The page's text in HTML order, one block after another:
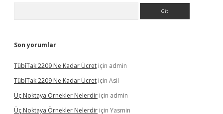
Son yorumlar
Tübi̇Tak 2209 Ne Kadar Ücret için admin
Tübi̇Tak 2209 Ne Kadar Ücret için Asil
Üç Noktaya Örnekler Nelerdir için admin
Üç Noktaya Örnekler Nelerdir için Yasmin